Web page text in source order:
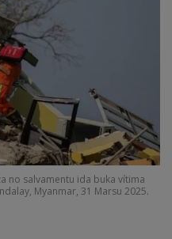
no salvamentu ida buka vítima
Myanmar, 31 Marsu 2025.